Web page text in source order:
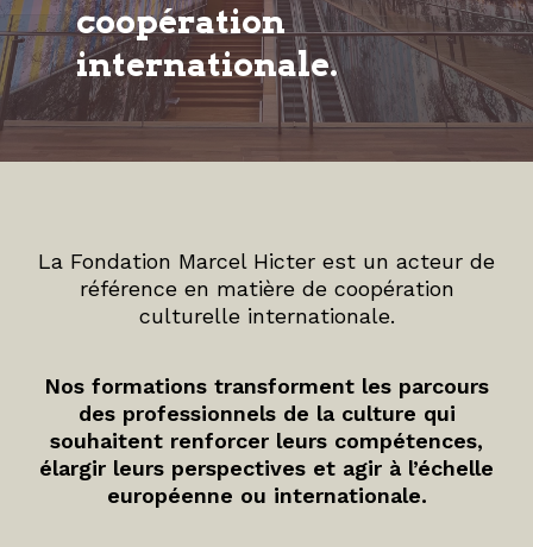
coopération
internationale.
La Fondation Marcel Hicter est un acteur de
référence en matière de coopération
culturelle internationale.
Nos formations transforment les parcours
des professionnels de la culture qui
souhaitent renforcer leurs compétences,
élargir leurs perspectives et agir à l’échelle
européenne ou internationale.